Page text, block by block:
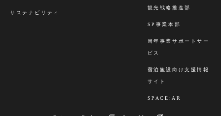
サステナビリティ
観光戦略推進部
SP事業本部
周年事業サポートサー
ビス
宿泊施設向け支援情報
サイト
SPACE:AR